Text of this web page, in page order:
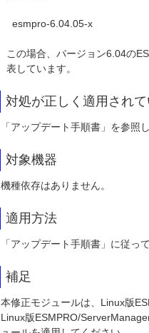
esmpro-6.04.05-x
この場合、バージョン6.04の
表しています。
対処が正しく適用され
「アップデート手順書」を参照
対象機器
機種依存はありません。
適用方法
「アップデート手順書」に従っ
補足
本修正モジュールは、Linux版
Linux版ESMPRO/